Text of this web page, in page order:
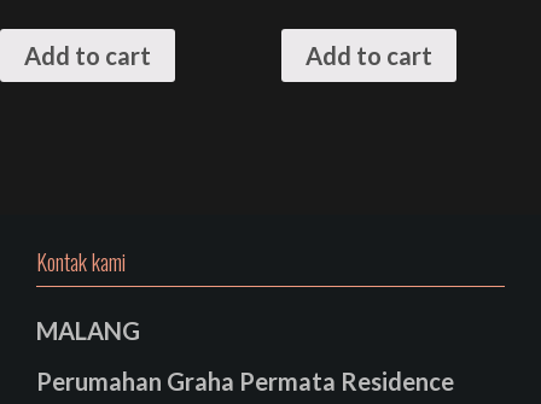
Add to cart Add to cart
Kontak kami
MALANG
Perumahan Graha Permata Residence